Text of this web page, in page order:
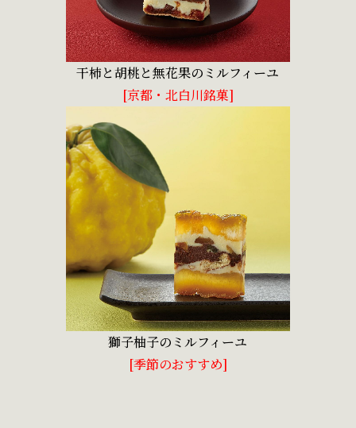
干柿と胡桃と無花果のミルフィーユ
[京都・北白川銘菓]
獅子柚子のミルフィーユ
[季節のおすすめ]